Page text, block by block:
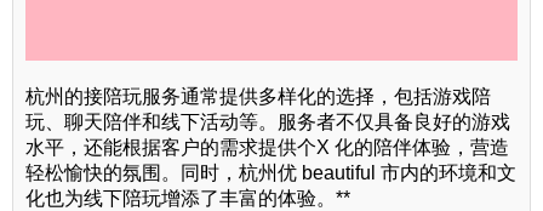
杭州的接陪玩服务通常提供多样化的选择，包括游戏陪
玩、聊天陪伴和线下活动等。服务者不仅具备良好的游戏
水平，还能根据客户的需求提供个X 化的陪伴体验，营造
轻松愉快的氛围。同时，杭州优 beautiful 市内的环境和文
化也为线下陪玩增添了丰富的体验。**